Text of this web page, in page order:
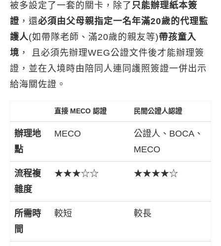
被多設定了一套的關卡，除了 只能辦理紙本簽
證 ，還必須由父母親指定一名年滿20歲的代理監
護人(如帶隊老師、滿20歲的親友等)帶孩童入
境 ， 且必須先辦理WEG公證文件後才能辦理簽
證，並在入境時由陪同人連同護照簽證一併出示
給海關佐證。
直接 MECO 認證 民間公證人認證
辦理地
點
MECO
公證人、BOCA、
MECO
流程複
雜度
★★★☆☆ ★★★★☆
所需時
間
較短 較長